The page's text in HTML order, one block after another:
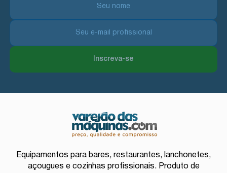
Inscreva-se
Equipamentos para bares, restaurantes, lanchonetes,
açougues e cozinhas profissionais. Produto de